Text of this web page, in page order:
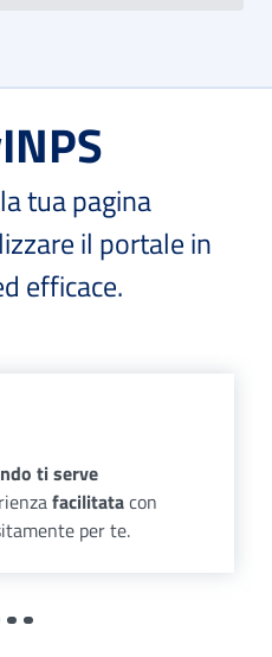
tua pagina
il portale in
efficace.
ti serve
facilitatacon
per te.